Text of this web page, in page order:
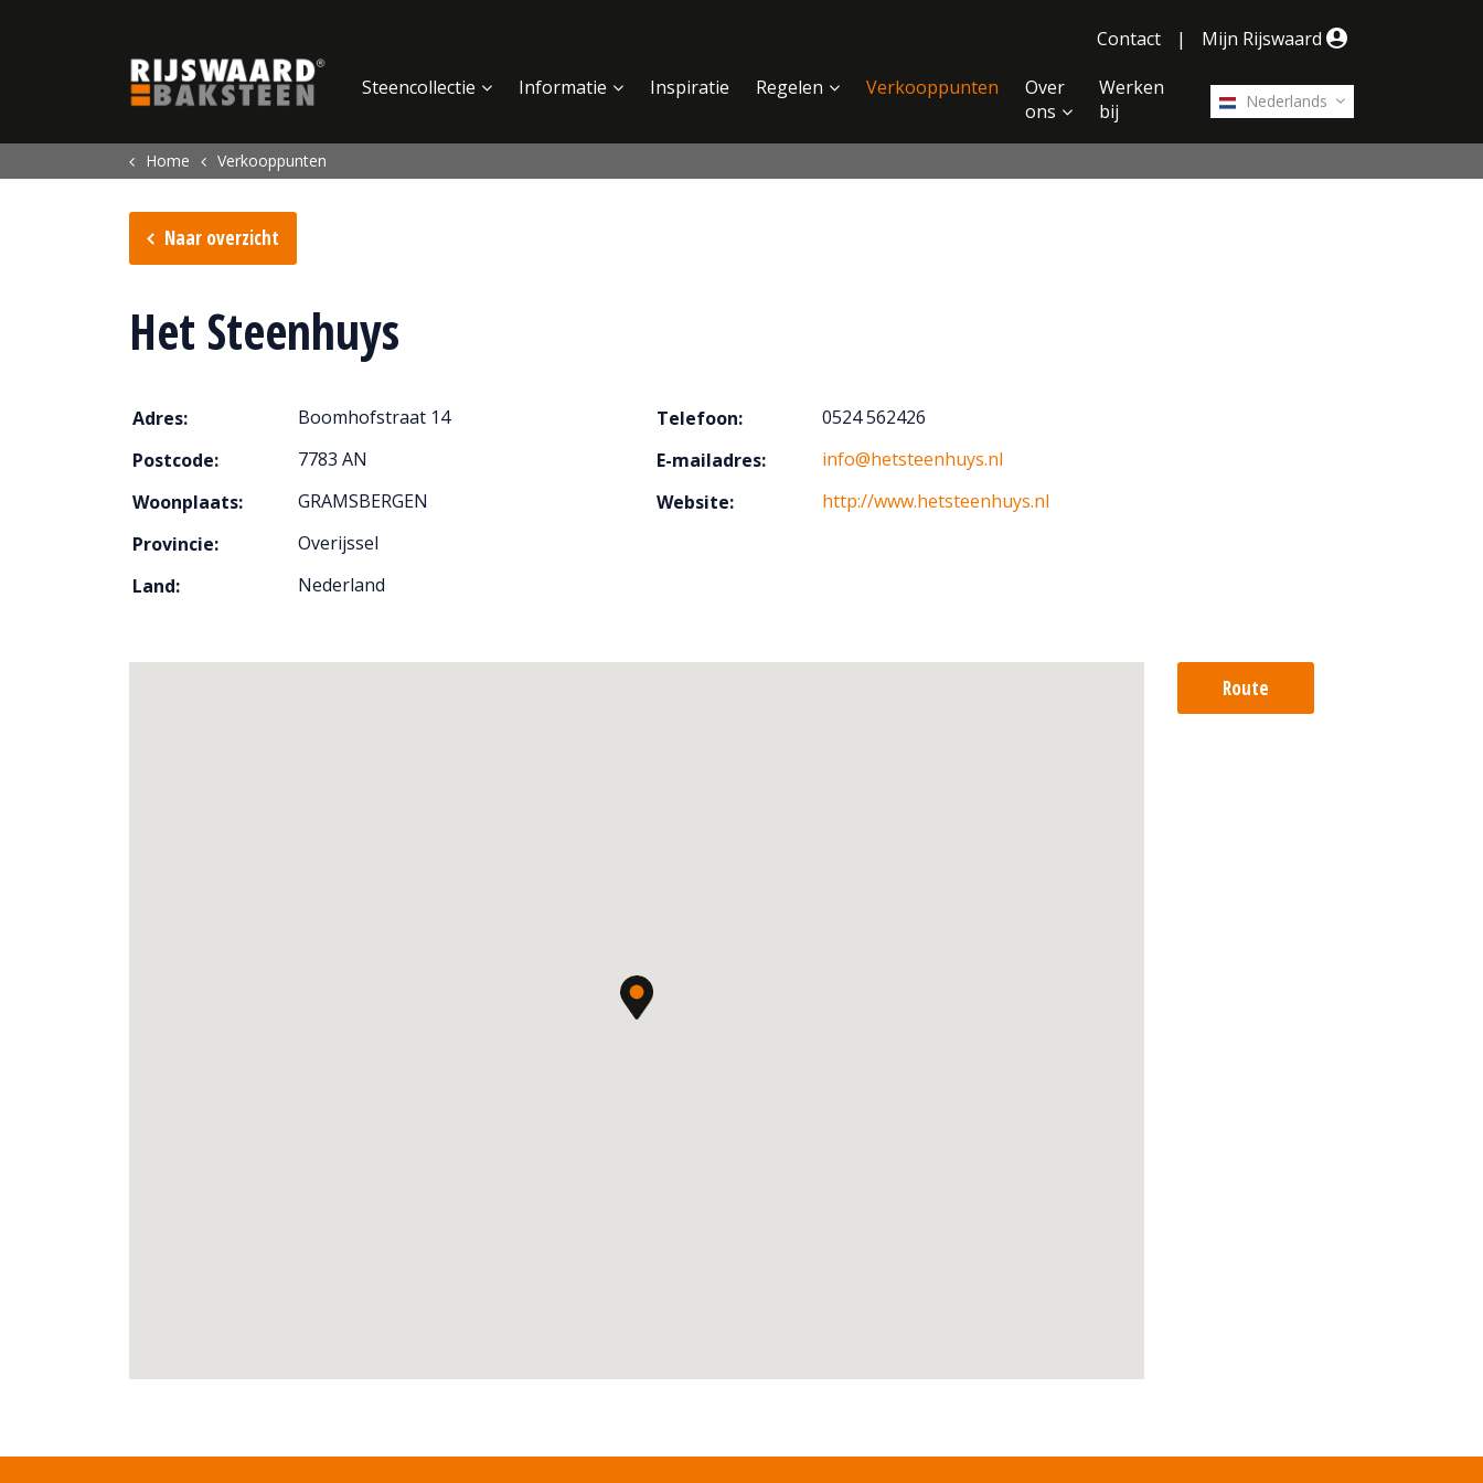
Contact
| Mijn Rijswaard
Nederlands
Steencollectie Informatie Inspiratie Regelen Verkooppunten
Over
ons
Werken
bij
Home Verkooppunten
Naar overzicht
Het Steenhuys
Adres:
Boomhofstraat 14
Postcode:
7783 AN
Woonplaats:
GRAMSBERGEN
Provincie:
Overijssel
Land:
Nederland
Telefoon:
0524 562426
E-mailadres:
info@hetsteenhuys.nl
Website:
http://www.hetsteenhuys.nl
Route